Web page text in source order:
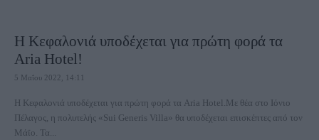
Η Κεφαλονιά υποδέχεται για πρώτη φορά τα
Aria Hotel!
5 Μαΐου 2022, 14:11
Η Κεφαλονιά υποδέχεται για πρώτη φορά τα Aria Hotel.Με θέα στο Ιόνιο
Πέλαγος, η πολυτελής «Sui Generis Villa» θα υποδέχεται επισκέπτες από τον
Μάϊο. Τα...